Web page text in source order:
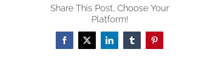
Share This Post, Choose Your
Platform!
Facebook
X LinkedInTumblrPinterest